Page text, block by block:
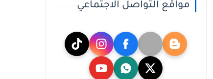
مواقع التواصل الاجتماعي